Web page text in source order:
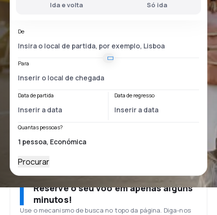
Ida e volta Só ida
De
Para
Data de partida Data de regresso
Quantas pessoas?
Procurar
Reserve o seu voo em apenas alguns
minutos!
Use o mecanismo de busca no topo da página. Diga-nos